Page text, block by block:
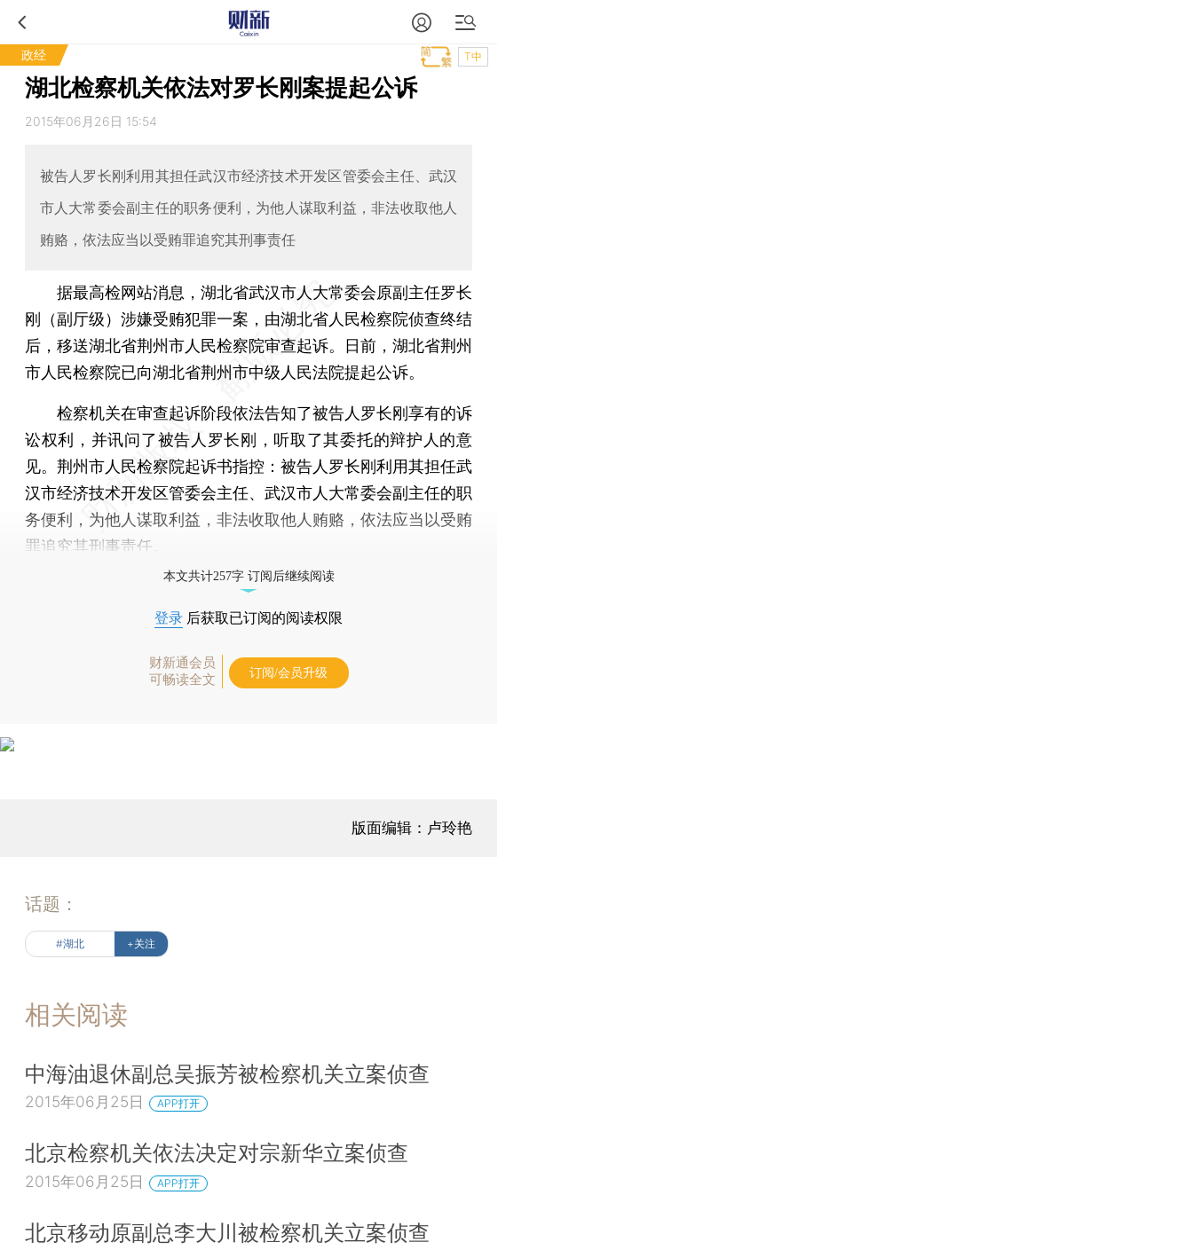
政经 T中
湖北检察机关依法对罗长刚案提起公诉
2015年06月26日 15:54
被告人罗长刚利用其担任武汉市经济技术开发区管委会主任、武汉
市人大常委会副主任的职务便利，为他人谋取利益，非法收取他人
贿赂，依法应当以受贿罪追究其刑事责任
据最高检网站消息，湖北省武汉市人大常委会原副主任罗长
刚（副厅级）涉嫌受贿犯罪一案，由湖北省人民检察院侦查终结
后，移送湖北省荆州市人民检察院审查起诉。日前，湖北省荆州
市人民检察院已向湖北省荆州市中级人民法院提起公诉。
检察机关在审查起诉阶段依法告知了被告人罗长刚享有的诉
讼权利，并讯问了被告人罗长刚，听取了其委托的辩护人的意
见。荆州市人民检察院起诉书指控：被告人罗长刚利用其担任武
汉市经济技术开发区管委会主任、武汉市人大常委会副主任的职
务便利，为他人谋取利益，非法收取他人贿赂，依法应当以受贿
罪追究其刑事责任。
本文共计257字 订阅后继续阅读
登录 后获取已订阅的阅读权限
财新通会员
可畅读全文
订阅/会员升级
版面编辑：卢玲艳
话题：
#湖北 +关注
相关阅读
中海油退休副总吴振芳被检察机关立案侦查
2015年06月25日 APP打开
北京检察机关依法决定对宗新华立案侦查
2015年06月25日 APP打开
北京移动原副总李大川被检察机关立案侦查